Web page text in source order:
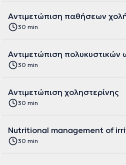
Αντιμετώπιση παθήσεων
30 min
Αντιμετώπιση πολυκυστικών
30 min
Αντιμετώπιση χοληστερίνης
30 min
Nutritional management of
30 min